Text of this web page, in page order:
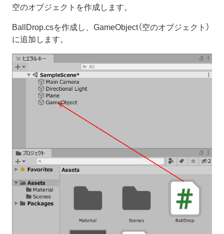
空のオブジェクトを作成します。
BallDrop.csを作成し、GameObject（空のオブジェクト）
に追加します。